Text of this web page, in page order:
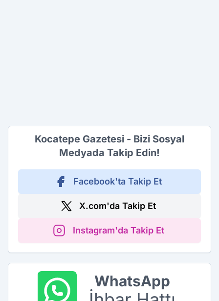
Kocatepe Gazetesi - Bizi Sosyal
Medyada Takip Edin!
Facebook'ta Takip Et
X.com'da Takip Et
Instagram'da Takip Et
WhatsApp